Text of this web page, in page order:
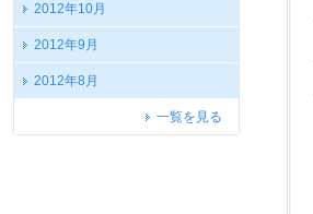
2012年10月
2012年9月
2012年8月
一覧を見る